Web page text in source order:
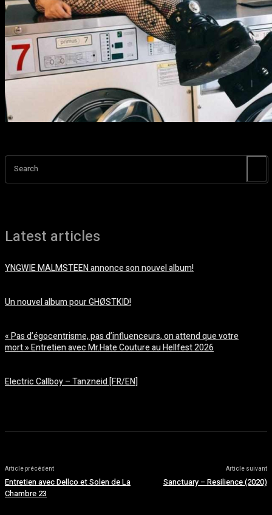
Search
Latest articles
YNGWIE MALMSTEEN annonce son nouvel album!
Un nouvel album pour GHØSTKID!
« Pas d’égocentrisme, pas d’influenceurs, on attend que votre
mort » Entretien avec Mr.Hate Couture au Hellfest 2026
Electric Callboy – Tanzneid [FR/EN]
Article précédent
Entretien avec Dellco et Solen de La
Chambre 23
Article suivant
Sanctuary – Resilience (2020)